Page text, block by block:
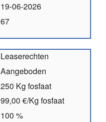
19-06-2026
67
Leaserechten
Aangeboden
250 Kg fosfaat
99,00 €/Kg fosfaat
100 %